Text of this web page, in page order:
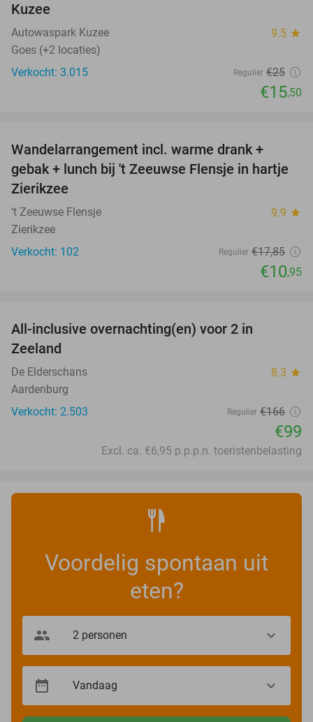
Kuzee
Autowaspark Kuzee 9.5 star
Goes (+2 locaties)
Verkocht: 3.015
Regulier €25
€15,50
Wandelarrangement incl. warme drank +
gebak + lunch bij 't Zeeuwse Flensje in hartje
Zierikzee
‘t Zeeuwse Flensje 9.9 star
Zierikzee
Verkocht: 102
Regulier €17,85
€10,95
All-inclusive overnachting(en) voor 2 in
Zeeland
De Elderschans 8.3 star
Aardenburg
Verkocht: 2.503
Regulier €166
€99
Excl. ca. €6,95 p.p.p.n. toeristenbelasting
Voordelig spontaan uit
eten?